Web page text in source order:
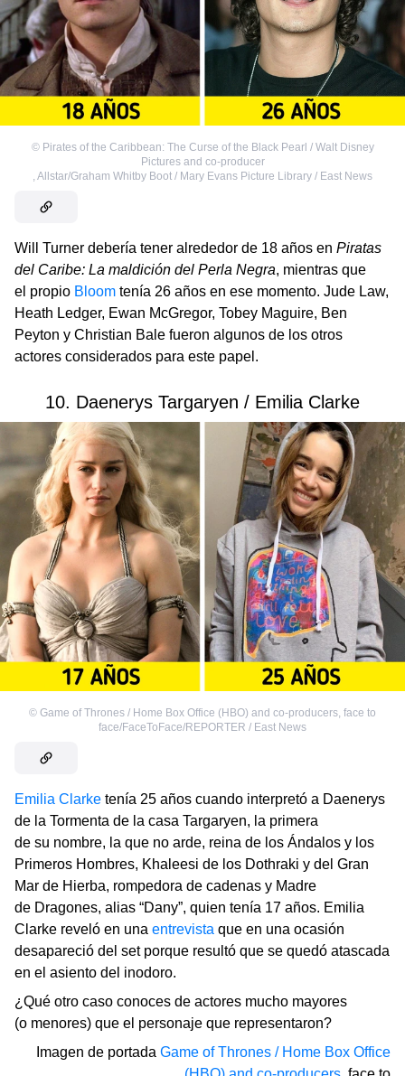
© Pirates of the Caribbean: The Curse of the Black Pearl / Walt Disney
Pictures and co-producer
Allstar/Graham Whitby Boot / Mary Evans Picture Library / East News
Will Turner debería tener alrededor de 18 años en Piratas
del Caribe: La maldición del Perla Negra, mientras que
el propio Bloom tenía 26 años en ese momento. Jude Law,
Heath Ledger, Ewan McGregor, Tobey Maguire, Ben
Peyton y Christian Bale fueron algunos de los otros
actores considerados para este papel.
10. Daenerys Targaryen / Emilia Clarke
© Game of Thrones / Home Box Office (HBO) and co-producers, face to
face/FaceToFace/REPORTER / East News
Emilia Clarke tenía 25 años cuando interpretó a Daenerys
de la Tormenta de la casa Targaryen, la primera
de su nombre, la que no arde, reina de los Ándalos y los
Primeros Hombres, Khaleesi de los Dothraki y del Gran
Mar de Hierba, rompedora de cadenas y Madre
de Dragones, alias “Dany”, quien tenía 17 años. Emilia
Clarke reveló en una entrevista que en una ocasión
desapareció del set porque resultó que se quedó atascada
en el asiento del inodoro.
¿Qué otro caso conoces de actores mucho mayores
(o menores) que el personaje que representaron?
Imagen de portada Game of Thrones / Home Box Office